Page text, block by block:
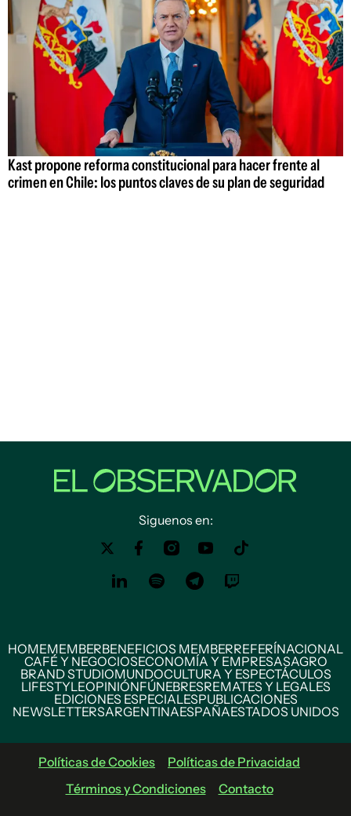
Kast propone reforma constitucional para hacer frente al
crimen en Chile: los puntos claves de su plan de seguridad
Siguenos en:
HOMEMEMBERBENEFICIOS MEMBERREFERÍNACIONAL
CAFÉ Y NEGOCIOSECONOMÍA Y EMPRESASAGRO
BRAND STUDIOMUNDOCULTURA Y ESPECTÁCULOS
LIFESTYLEOPINIÓNFÚNEBRESREMATES Y LEGALES
EDICIONES ESPECIALESPUBLICACIONES
NEWSLETTERSARGENTINAESPAÑAESTADOS UNIDOS
Políticas de Cookies
Políticas de Privacidad
Términos y Condiciones
Contacto